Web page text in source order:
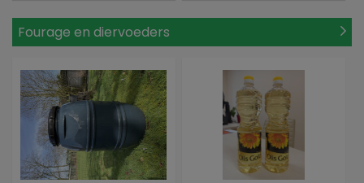
Fourage en diervoeders